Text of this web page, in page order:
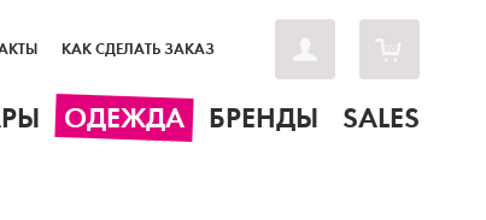
КАК СДЕЛАТЬ ЗАКАЗ
ОДЕЖДА БРЕНДЫ SALES